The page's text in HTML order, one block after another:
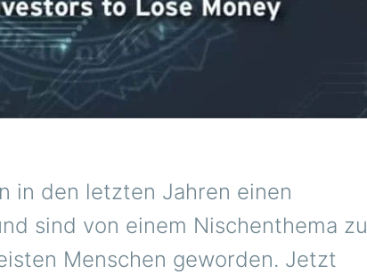
in den letzten Jahren einen
sind von einem Nischenthema zu
Menschen geworden. Jetzt